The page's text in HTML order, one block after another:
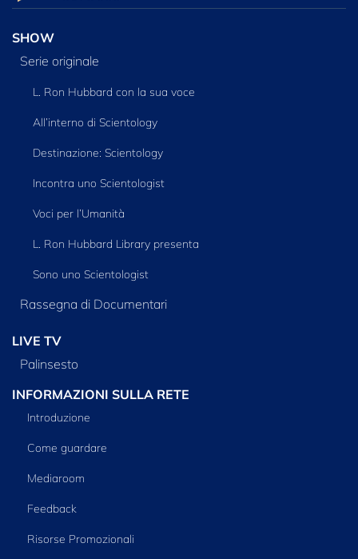
SHOW
Serie originale
L. Ron Hubbard con la sua voce
All’interno di Scientology
Destinazione: Scientology
Incontra uno Scientologist
Voci per l’Umanità
L. Ron Hubbard Library presenta
Sono uno Scientologist
Rassegna di Documentari
LIVE TV
Palinsesto
INFORMAZIONI SULLA RETE
Introduzione
Come guardare
Mediaroom
Feedback
Risorse Promozionali